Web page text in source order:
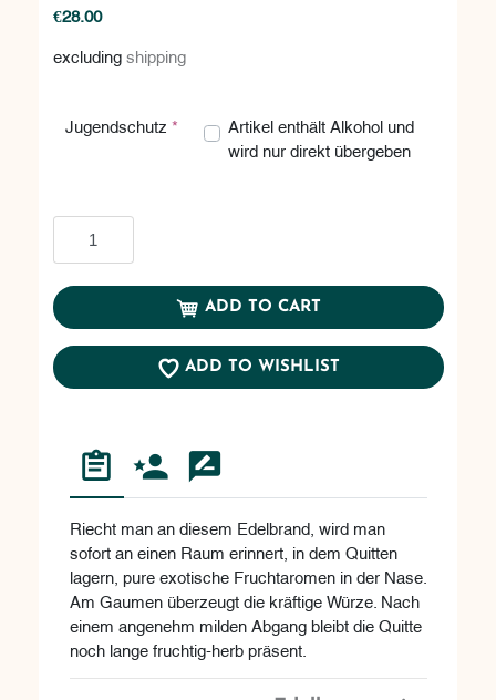
€28.00
excluding shipping
Jugendschutz * Artikel enthält Alkohol und wird nur
Artikel enthält Alkohol und
wird nur direkt übergeben
ADD TO CART
ADD TO WISHLIST
Riecht man an diesem Edelbrand, wird man
sofort an einen Raum erinnert, in dem Quitten
lagern, pure exotische Fruchtaromen in der Nase.
Am Gaumen überzeugt die kräftige Würze. Nach
einem angenehm milden Abgang bleibt die Quitte
noch lange fruchtig-herb präsent.